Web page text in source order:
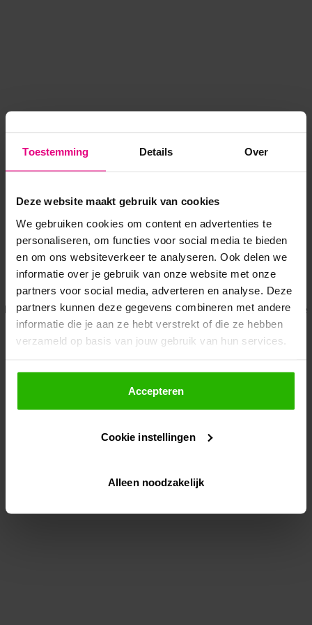
Toestemming Details Over
Deze website maakt gebruik van cookies
We gebruiken cookies om content en advertenties te
personaliseren, om functies voor social media te bieden
en om ons websiteverkeer te analyseren. Ook delen we
informatie over je gebruik van onze website met onze
partners voor social media, adverteren en analyse. Deze
partners kunnen deze gegevens combineren met andere
informatie die je aan ze hebt verstrekt of die ze hebben
verzameld op basis van jouw gebruik van hun services.
Als je op "Accepteer" klikt, dan geef je Voordeeluitjes.nl
toestemming om cookies voor social media en
gepersonaliseerde advertenties te plaatsen.
Lees hier meer over in onsprivacybeleid
Via "Cookie instellingen" kun je ook zelf instellen welke
Accepteren
Cookie instellingen
Alleen noodzakelijk
Application error: a client-side exception has occurred while
loadingwww.voordeeluitjes.nl (see the browser console for more
information).